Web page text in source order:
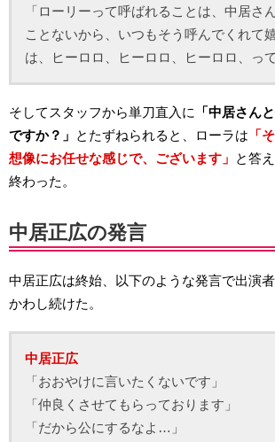
「ローリーって呼ばれることは、中居さ
ことないから、いつもそう呼んでくれて
は、ヒーロロ、ヒーロロ、ヒーロロ、っ
そしてスタッフから単刀直入に
「中居さん
ですか？」 とたずねられると、ローラは 「
想像にお任せな感じで、ございます」 と答
終わった。
中居正広の発言
中居正広は終始、以下のような発言で出演
かわし続けた。
中居正広
「おおやけに言いたくないです」
「仲良くさせてもらっております」
「だから公にするなよ…」